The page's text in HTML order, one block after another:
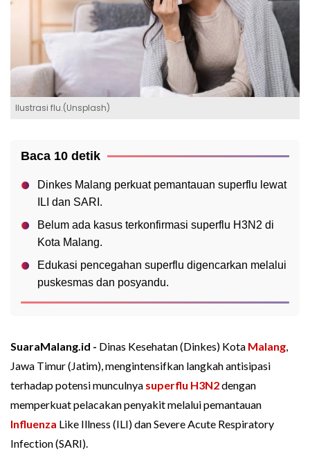
Ilustrasi flu.(Unsplash)
Baca 10 detik
Dinkes Malang perkuat pemantauan superflu lewat
ILI dan SARI.
Belum ada kasus terkonfirmasi superflu H3N2 di
Kota Malang.
Edukasi pencegahan superflu digencarkan melalui
puskesmas dan posyandu.
SuaraMalang.id - Dinas Kesehatan (Dinkes) Kota Malang,
Jawa Timur (Jatim), mengintensifkan langkah antisipasi
terhadap potensi munculnya superflu H3N2dengan
memperkuat pelacakan penyakit melalui pemantauan
Influenza Like Illness (ILI) dan Severe Acute Respiratory
Infection (SARI).